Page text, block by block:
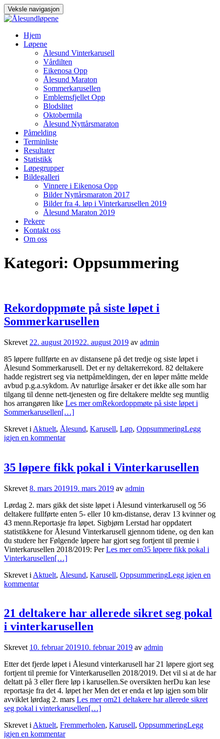
Veksle navigasjon
Hjem
Løpene
Ålesund Vinterkarusell
Vårdilten
Eikenosa Opp
Ålesund Maraton
Sommerkarusellen
Emblemsfjellet Opp
Blodslitet
Oktobermila
Ålesund Nyttårsmaraton
Påmelding
Terminliste
Resultater
Statistikk
Løpegrupper
Bildegalleri
Vinnere i Eikenosa Opp
Bilder Nyttårsmaraton 2017
Bilder fra 4. løp i Vinterkarusellen 2019
Ålesund Maraton 2019
Pekere
Kontakt oss
Om oss
Kategori: Oppsummering
Rekordoppmøte på siste løpet i
Sommerkarusellen
Skrevet 22. august 201922. august 2019 av admin
85 løpere fullførte en av distansene på det tredje og siste løpet i
Ålesund Sommerkarusell. Det er ny deltakerrekord. 82 deltakere
hadde registrert seg via nettpåmeldingen, der en løper måtte melde
avbud p.g.a.sykdom. Av naturlige årsaker er det ikke alle som har
tilgang til denne nett-tjenesten og fire deltakere meldte seg muntlig
hos arrangøren like Les mer omRekordoppmøte på siste løpet i
Sommerkarusellen[…]
Skrevet i Aktuelt, Ålesund, Karusell, Løp, OppsummeringLegg
igjen en kommentar
35 løpere fikk pokal i Vinterkarusellen
Skrevet 8. mars 201919. mars 2019 av admin
Lørdag 2. mars gikk det siste løpet i Ålesund vinterkarusell og 56
deltakere fullførte enten 5- eller 10 km-distanse, derav 13 kvinner og
43 menn.Reportasje fra løpet. Sigbjørn Lerstad har oppdatert
statistikkene for Ålesund Vinterkarusell gjennom tidene, og den kan
du studere her Følgende løpere har gjort seg fortjent til premie i
Vinterkarusellen 2018/2019: PerLes mer om35 løpere fikk pokal i
Vinterkarusellen[…]
Skrevet i Aktuelt, Ålesund, Karusell, OppsummeringLegg igjen en
kommentar
21 deltakere har allerede sikret seg pokal
i vinterkarusellen
Skrevet 10. februar 201910. februar 2019 av admin
Etter det fjerde løpet i Ålesund vinterkarusell har 21 løpere gjort seg
fortjent til premie for Vinterkarusellen 2018/2019. Det vil si at de har
deltatt på 3 eller flere løp i karusellen.Se oversikten herDu kan lese
reportasje fra det 4. løpet her Men det er enda et løp igjen som blir
avviklet lørdag 2. mars Les mer om21 deltakere har allerede sikret
seg pokal i vinterkarusellen[…]
Skrevet i Aktuelt, Fremmerholen, Karusell, OppsummeringLegg
igjen en kommentar